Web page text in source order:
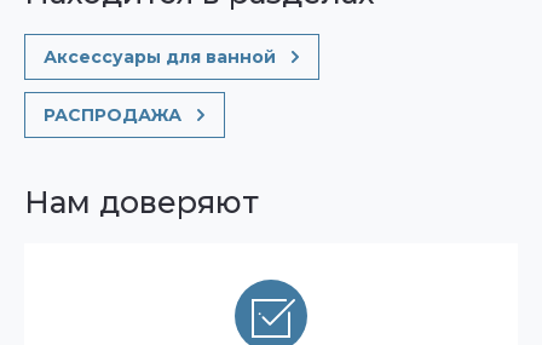
Аксессуары для ванной
РАСПРОДАЖА
Нам доверяют